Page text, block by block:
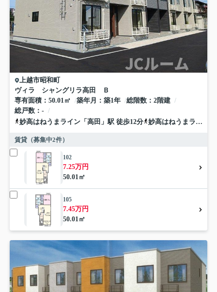
上越市昭和町
ヴィラ シャングリラ高田 Ｂ
専有面積
50.01㎡ 築年月 築1年 総階数
2階建
総戸数
-
妙高はねうまライン 「 高田 」駅 徒歩12分 妙高はねうまライン
賃貸（募集中2件）
102
7.25万円
50.01㎡
105
7.45万円
50.01㎡